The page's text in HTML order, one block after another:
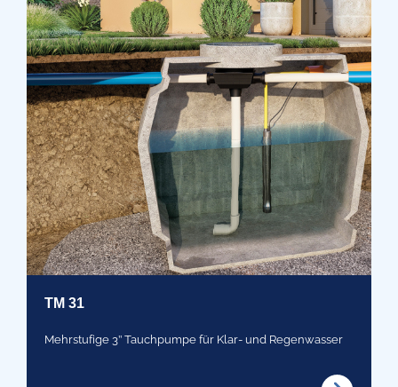
TM 31
Mehrstufige 3’’ Tauchpumpe für Klar- und Regenwasser